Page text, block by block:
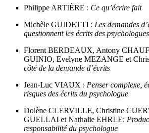
Philippe ARTIÈRE : Ce qu’écrire fait
Michèle GUIDETTI : Les demandes
questionnent les écrits des
Florent BERDEAUX, Antony
GUINIO, Evelyne MEZANGE et
côté de la demande d’écrits
Jean-Luc VIAUX : Penser complexe,
risques des écrits du psychologue
Dolène CLERVILLE, Christine
GUELLAI et Nathalie EHRLE:
responsabilité du psychologue